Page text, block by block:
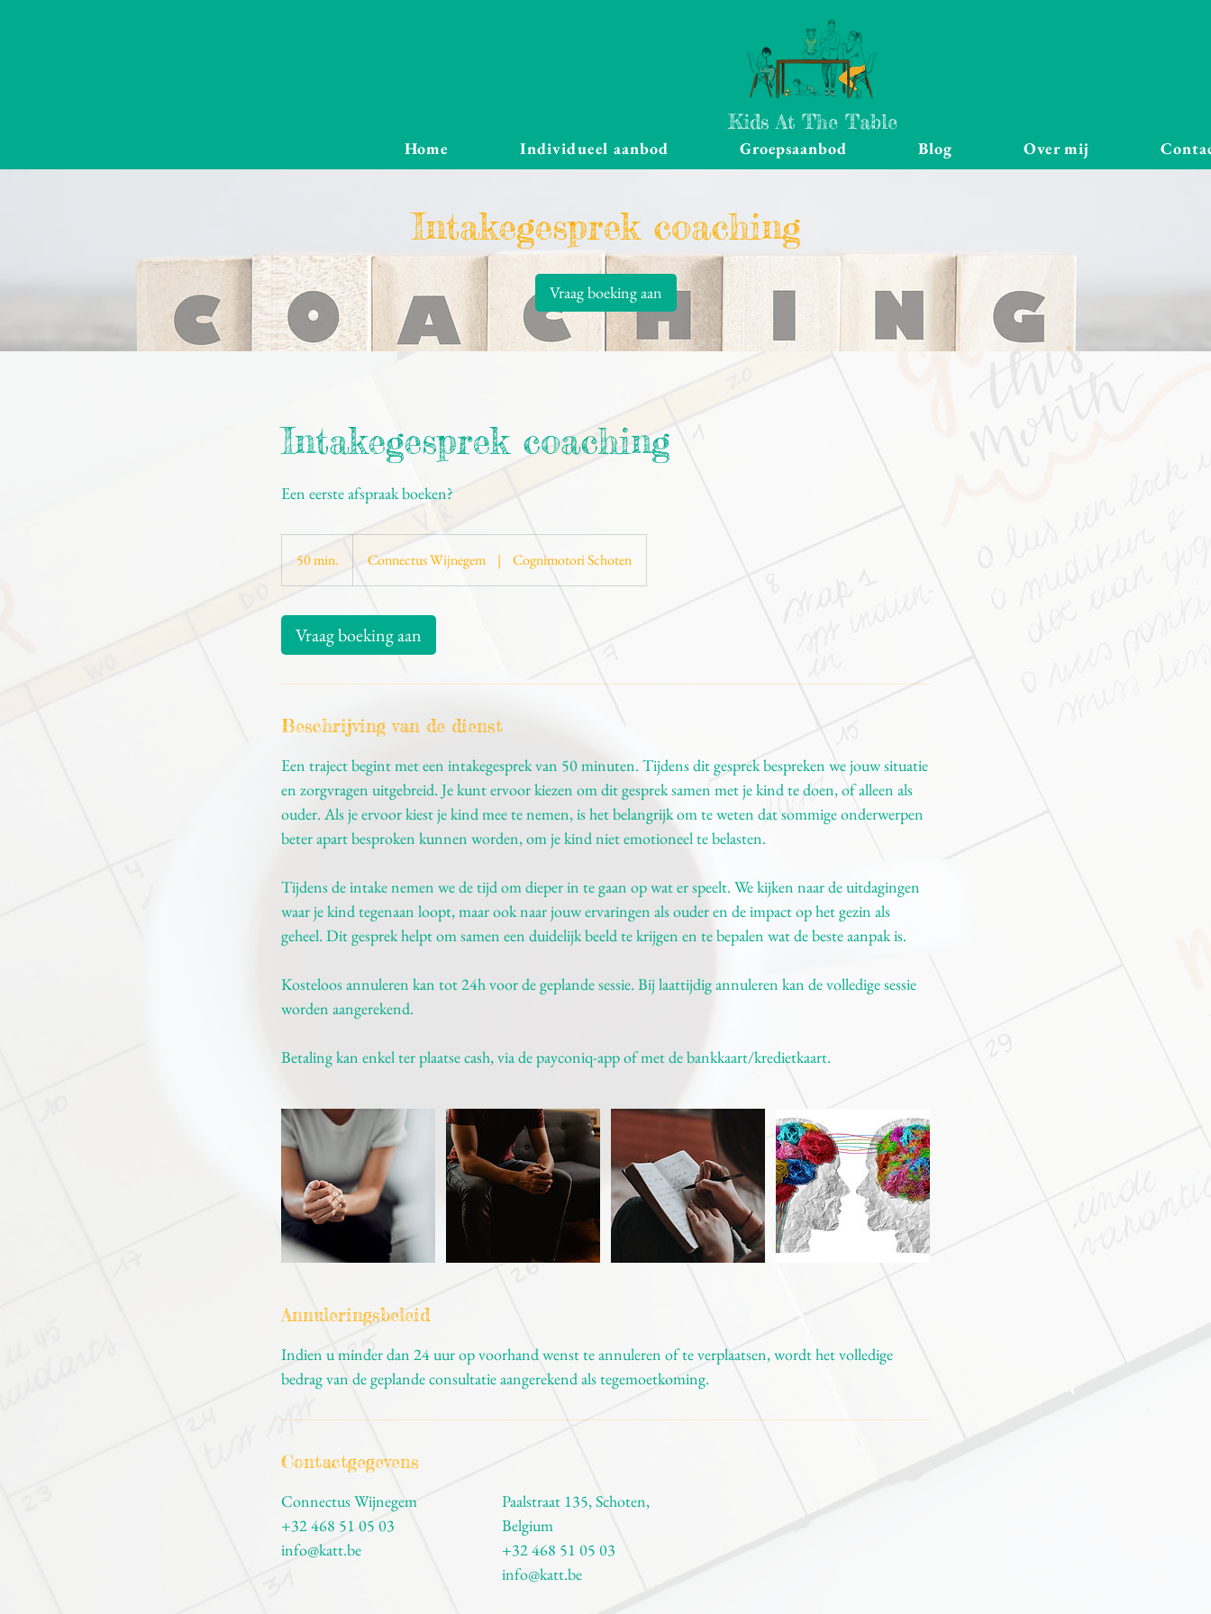
Home Individueel aanbod Groepsaanbod Blog Over mij
Kids At The Table
Intakegesprek coaching
Vraag boeking aan
Intakegesprek coaching
Een eerste afspraak boeken?
50 min.
0
i
n
Connectus Wijnegem | Cognimotori Schoten
Vraag boeking aan
Beschrijving van de dienst
Een traject begint met een intakegesprek van 50 minuten. Tijdens dit gesprek bespreken we jouw situatie
en zorgvragen uitgebreid. Je kunt ervoor kiezen om dit gesprek samen met je kind te doen, of alleen als
ouder. Als je ervoor kiest je kind mee te nemen, is het belangrijk om te weten dat sommige onderwerpen
beter apart besproken kunnen worden, om je kind niet emotioneel te belasten.
Tijdens de intake nemen we de tijd om dieper in te gaan op wat er speelt. We kijken naar de uitdagingen
waar je kind tegenaan loopt, maar ook naar jouw ervaringen als ouder en de impact op het gezin als
geheel. Dit gesprek helpt om samen een duidelijk beeld te krijgen en te bepalen wat de beste aanpak is.
Kosteloos annuleren kan tot 24h voor de geplande sessie. Bij laattijdig annuleren kan de volledige sessie
worden aangerekend.
Betaling kan enkel ter plaatse cash, via de payconiq-app of met de bankkaart/kredietkaart.
Annuleringsbeleid
Indien u minder dan 24 uur op voorhand wenst te annuleren of te verplaatsen, wordt het volledige
bedrag van de geplande consultatie aangerekend als tegemoetkoming.
Contactgegevens
Connectus Wijnegem
+32 468 51 05 03
info@katt.be
Paalstraat 135, Schoten,
Belgium
+32 468 51 05 03
info@katt.be